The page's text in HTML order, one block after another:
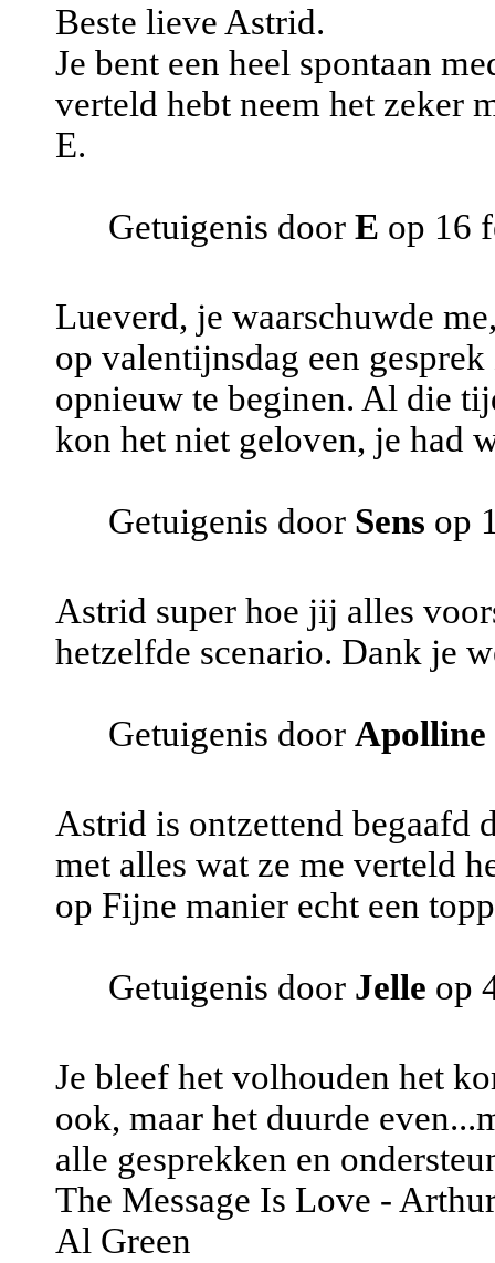
Beste lieve Astrid.
Je bent een heel spontaan
verteld hebt neem het zeker
E.
Getuigenis door E op 16
Lueverd, je waarschuwde
op valentijnsdag een
opnieuw te beginen. Al die
kon het niet geloven, je had
Getuigenis door Sens op
Astrid super hoe jij alles
hetzelfde scenario. Dank je
Getuigenis door Apolline
Astrid is ontzettend begaafd
met alles wat ze me verteld
op Fijne manier echt een
Getuigenis door Jelle op
Je bleef het volhouden het
ook, maar het duurde
alle gesprekken en
The Message Is Love -
Al Green